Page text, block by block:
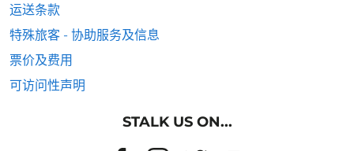
运送条款
特殊旅客 - 协助服务及信息
票价及费用
可访问性声明
STALK US ON...